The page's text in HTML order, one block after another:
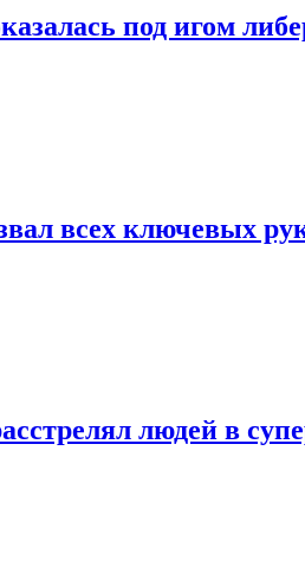
под игом
всех ключевых
людей в